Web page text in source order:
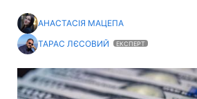
АНАСТАСІЯ МАЦЕПА
ТАРАС ЛЄСОВИЙ
ЕКСПЕРТ